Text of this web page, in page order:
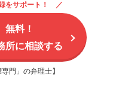
をサポート！
無料！
所に相談する
門」の弁理士】